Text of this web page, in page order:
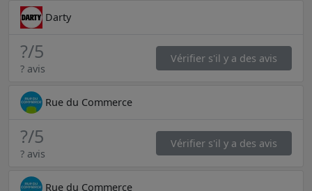
Darty
?/5
? avis
Vérifier s'il y a des avis
Rue du Commerce
?/5
? avis
Vérifier s'il y a des avis
Rue du Commerce